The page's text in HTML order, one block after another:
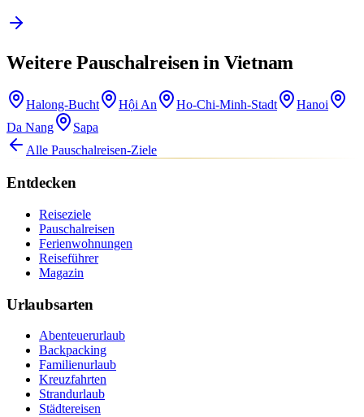
Weitere Pauschalreisen in Vietnam
Halong-Bucht Hội An Ho-Chi-Minh-Stadt
Hanoi
Da Nang
Sapa
Alle Pauschalreisen-Ziele
Entdecken
Reiseziele
Pauschalreisen
Ferienwohnungen
Reiseführer
Magazin
Urlaubsarten
Abenteuerurlaub
Backpacking
Familienurlaub
Kreuzfahrten
Strandurlaub
Städtereisen